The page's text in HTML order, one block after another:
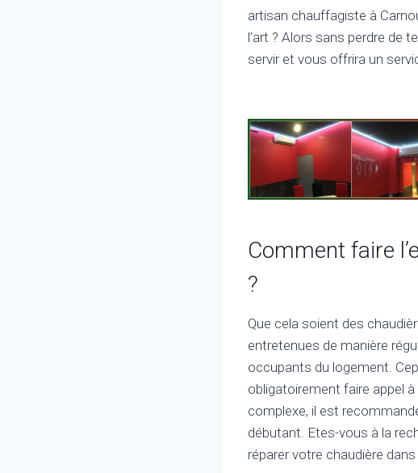
artisan chauffagiste à
l’art ? Alors sans perdre de
servir et vous offrira un
Comment faire
?
Que cela soient des
entretenues de manière
occupants du logement.
obligatoirement faire appel
complexe, il est
débutant. Etes-vous à la
réparer votre chaudière